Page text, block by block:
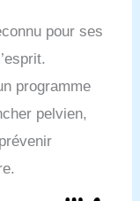
pour ses
programme
pelvien,